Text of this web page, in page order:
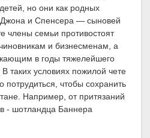
но они как родных
Джона и Спенсера — сыновей
члены семьи противостоят
и бизнесменам, а
в годы тяжелейшего
В таких условиях пожилой чете
потрудиться, чтобы сохранить
Например, от притязаний
- шотландца Баннера